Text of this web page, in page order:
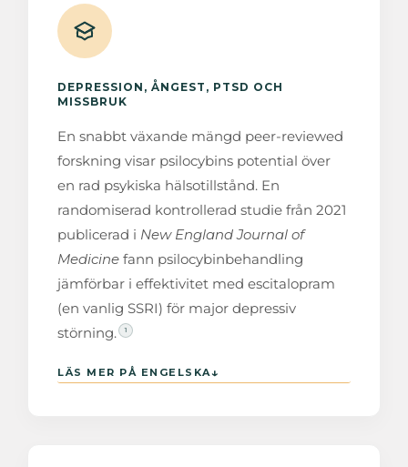
DEPRESSION, ÅNGEST, PTSD OCH
MISSBRUK
En snabbt växande mängd peer-reviewed
forskning visar psilocybins potential över
en rad psykiska hälsotillstånd. En
randomiserad kontrollerad studie från 2021
publicerad i New England Journal of
Medicine fann psilocybinbehandling
jämförbar i effektivitet med escitalopram
(en vanlig SSRI) för major depressiv
störning.
1
The Lancet Psykiatri
LÄS MER PÅ ENGELSKA↓